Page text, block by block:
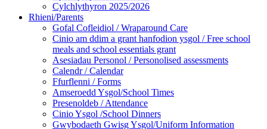
Cylchlythyron 2025/2026
Rhieni/Parents
Gofal Cofleidiol / Wraparound Care
Cinio am ddim a grant hanfodion ysgol / Free school
meals and school essentials grant
Asesiadau Personol / Personolised assessments
Calendr / Calendar
Ffurflenni / Forms
Amseroedd Ysgol/School Times
Presenoldeb / Attendance
Cinio Ysgol /School Dinners
Gwybodaeth Gwisg Ysgol/Uniform Information